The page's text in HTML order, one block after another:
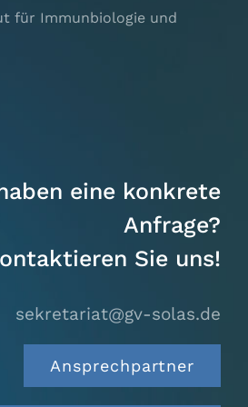
für Immunbiologie und
eine konkrete
Anfrage?
Sie uns!
sekretariat@gv-solas.de
Ansprechpartner